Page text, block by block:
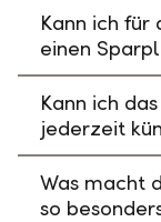
Kann ich
einen
Kann ich
jederzeit
Was macht
so